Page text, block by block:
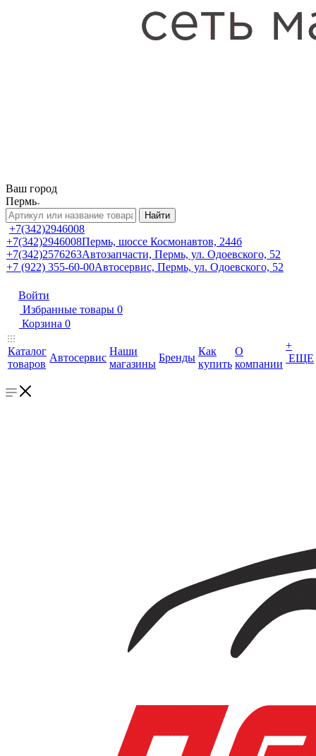
Ваш город
Пермь
Найти
+7(342)2946008
+7(342)2946008Пермь, шоссе Космонавтов, 244б
+7(342)2576263Автозапчасти, Пермь, ул. Одоевского, 52
+7 (922) 355-60-00Автосервис, Пермь, ул. Одоевского, 52
Войти
Избранные товары 0
Корзина 0
Каталог
товаров
Автосервис
Наши
магазины
Бренды
Как
купить
О
компании
+
ЕЩЕ